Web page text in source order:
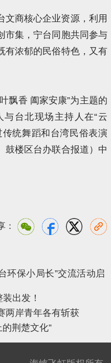
文商核心企业资源，利用
市集，宁台同胞共同参与
有浓郁的民俗特色，又有
飘香 阖家安康”为主题的
台北现场主持人在“云
统舞蹈和台湾民俗表演
鼓楼区台办联合报道）中
：
环保小局长”交流活动启
出发！
两岸青年各有斩获
荆楚文化”